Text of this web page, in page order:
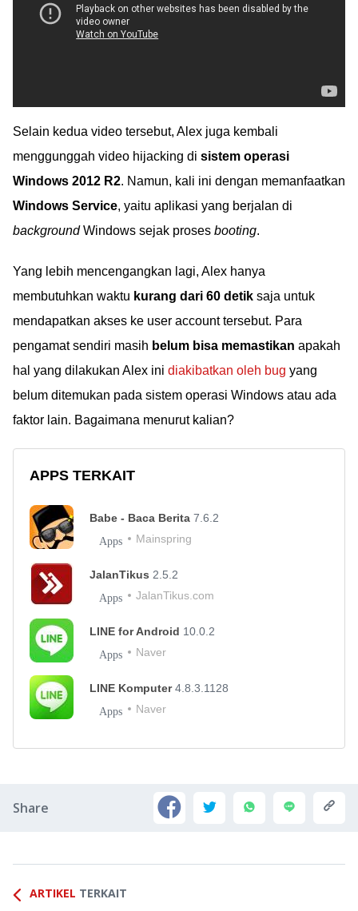
Selain kedua video tersebut, Alex juga kembali
menggunggah video hijacking di sistem operasi
Windows 2012 R2. Namun, kali ini dengan memanfaatkan
Windows Service, yaitu aplikasi yang berjalan di
backgroundWindows sejak proses booting.
Yang lebih mencengangkan lagi, Alex hanya
membutuhkan waktu kurang dari 60 detik saja untuk
mendapatkan akses ke user account tersebut. Para
pengamat sendiri masih belum bisa memastikan apakah
hal yang dilakukan Alex ini diakibatkan oleh bug yang
belum ditemukan pada sistem operasi Windows atau ada
faktor lain. Bagaimana menurut kalian?
APPS TERKAIT
Babe - Baca Berita 7.6.2
Apps Mainspring
JalanTikus 2.5.2
Apps JalanTikus.com
LINE for Android 10.0.2
Apps Naver
LINE Komputer4.8.3.1128
Apps Naver
Share
ARTIKEL TERKAIT